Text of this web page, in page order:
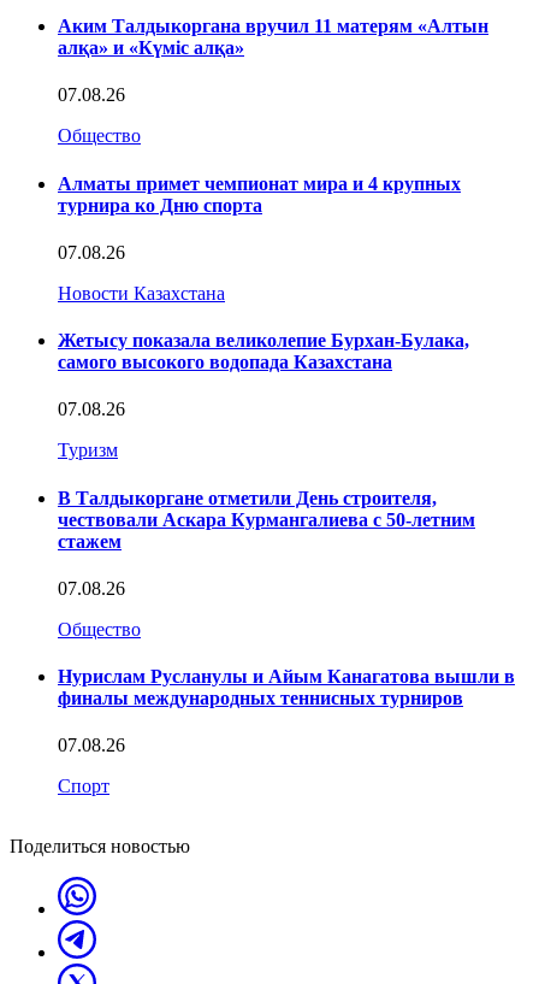
Аким Талдыкоргана вручил 11 матерям «Алтын
алқа» и «Күміс алқа»
07.08.26
Общество
Алматы примет чемпионат мира и 4 крупных
турнира ко Дню спорта
07.08.26
Новости Казахстана
Жетысу показала великолепие Бурхан-Булака,
самого высокого водопада Казахстана
07.08.26
Туризм
В Талдыкоргане отметили День строителя,
чествовали Аскара Курмангалиева с 50-летним
стажем
07.08.26
Общество
Нурислам Русланулы и Айым Канагатова вышли в
финалы международных теннисных турниров
07.08.26
Спорт
Поделиться новостью